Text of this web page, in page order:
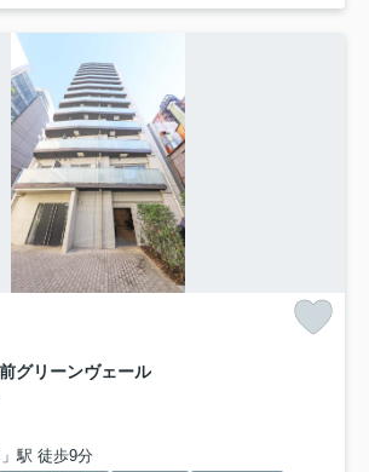
グリーンヴェール
駅 徒歩9分